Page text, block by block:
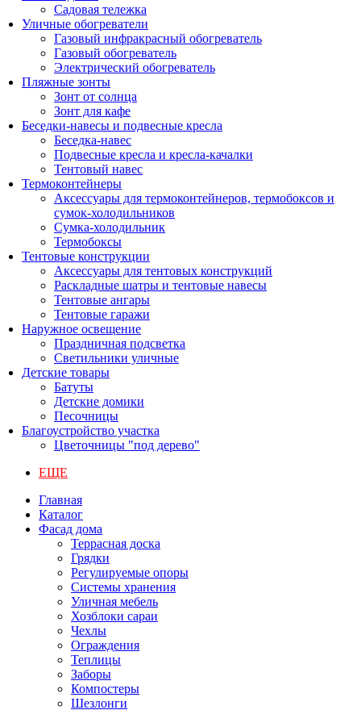
Садовая тележка
Уличные обогреватели
Газовый инфракрасный обогреватель
Газовый обогреватель
Электрический обогреватель
Пляжные зонты
Зонт от солнца
Зонт для кафе
Беседки-навесы и подвесные кресла
Беседка-навес
Подвесные кресла и кресла-качалки
Тентовый навес
Термоконтейнеры
Аксессуары для термоконтейнеров, термобоксов и
сумок-холодильников
Сумка-холодильник
Термобоксы
Тентовые конструкции
Аксессуары для тентовых конструкций
Раскладные шатры и тентовые навесы
Тентовые ангары
Тентовые гаражи
Наружное освещение
Праздничная подсветка
Светильники уличные
Детские товары
Батуты
Детские домики
Песочницы
Благоустройство участка
Цветочницы "под дерево"
ЕЩЕ
Главная
Каталог
Фасад дома
Террасная доска
Грядки
Регулируемые опоры
Системы хранения
Уличная мебель
Хозблоки сараи
Чехлы
Ограждения
Теплицы
Заборы
Компостеры
Шезлонги